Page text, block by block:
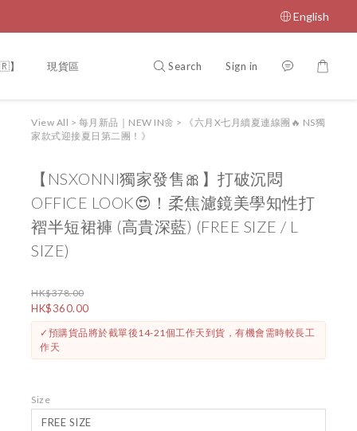
English
】 現貨區 NEVERSPRINGVIP 【門市開放時間🎏】
Search Sign in
View All > 每月新品｜NEW IN🌼 >
《六月X七月續夏連線團🔥 NS獨
家款式迎接夏日第二團！》
【NSXONNI獨家發售🎀】打破沉悶
OFFICE LOOK😍！柔焦濾鏡美學知性打
褶半短裙褲 (高貴深藍) (FREE SIZE / L
SIZE)
HK$378.00
HK$360.00
✓預購貨品將於截單後14-21個工作天到貨，有機會需時較長工
作天
Size